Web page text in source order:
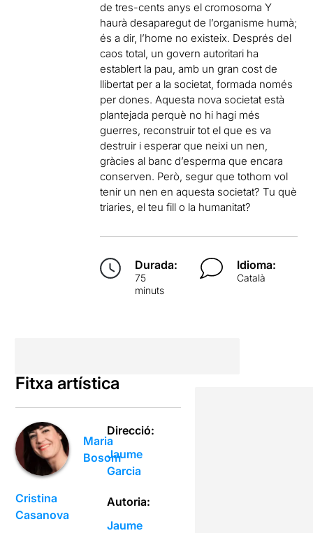
de tres-cents anys el cromosoma Y
haurà desaparegut de l’organisme humà;
és a dir, l’home no existeix. Després del
caos total, un govern autoritari ha
establert la pau, amb un gran cost de
llibertat per a la societat, formada només
per dones. Aquesta nova societat està
plantejada perquè no hi hagi més
guerres, reconstruir tot el que es va
destruir i esperar que neixi un nen,
gràcies al banc d’esperma que encara
conserven. Però, segur que tothom vol
tenir un nen en aquesta societat? Tu què
triaries, el teu fill o la humanitat?
Durada:
75
minuts
Idioma:
Català
Fitxa artística
Maria
Bosom
Cristina
Casanova
Direcció:
Jaume
Garcia
Autoria:
Jaume